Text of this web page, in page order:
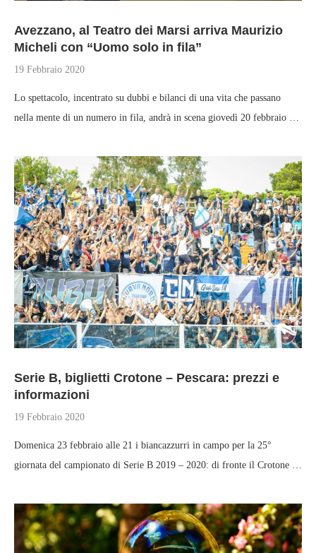
Avezzano, al Teatro dei Marsi arriva Maurizio
Micheli con “Uomo solo in fila”
19 Febbraio 2020
Lo spettacolo, incentrato su dubbi e bilanci di una vita che passano
nella mente di un numero in fila, andrà in scena giovedì 20 febbraio …
Serie B, biglietti Crotone – Pescara: prezzi e
informazioni
19 Febbraio 2020
Domenica 23 febbraio alle 21 i biancazzurri in campo per la 25°
giornata del campionato di Serie B 2019 – 2020: di fronte il Crotone …